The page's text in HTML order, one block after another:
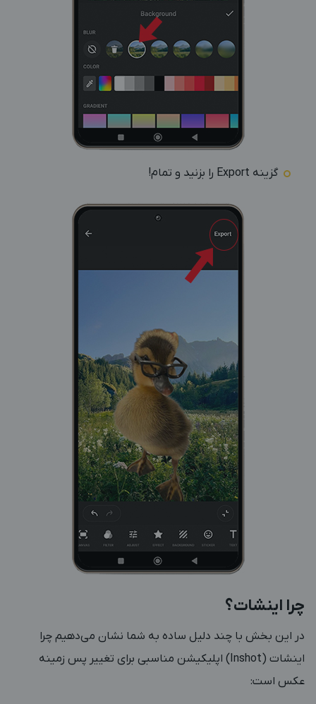
گزینه Export را بزنید و تمام!
چرا اینشات؟
در این بخش با چند دلیل ساده به شما نشان می‌دهیم چرا
اینشات (Inshot) اپلیکیشن مناسبی برای تغییر پس زمینه
عکس است: